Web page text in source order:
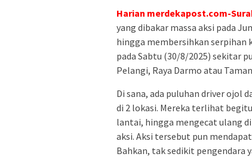
Harian merdekapost.com-
yang dibakar massa aksi pada
hingga membersihkan serpihan
pada Sabtu (30/8/2025) sekitar
Pelangi, Raya Darmo atau
Di sana, ada puluhan driver ojol
di 2 lokasi. Mereka terlihat
lantai, hingga mengecat ulang
aksi. Aksi tersebut pun
Bahkan, tak sedikit pengendara